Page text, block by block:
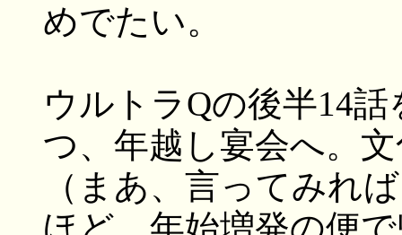
めでたい。
ウルトラQの後半14
つ、年越し宴会へ。
（まあ、言ってみれ
ほど。年始増発の便